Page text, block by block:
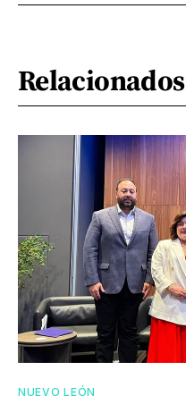
Relacionados
NUEVO LEÓN